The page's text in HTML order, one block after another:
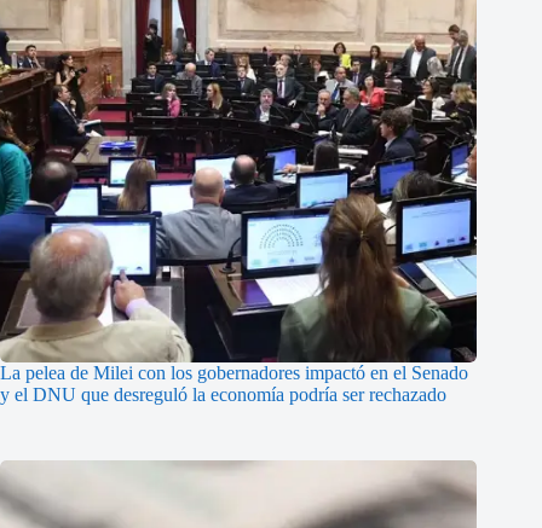
La pelea de Milei con los gobernadores impactó en el Senado
y el DNU que desreguló la economía podría ser rechazado